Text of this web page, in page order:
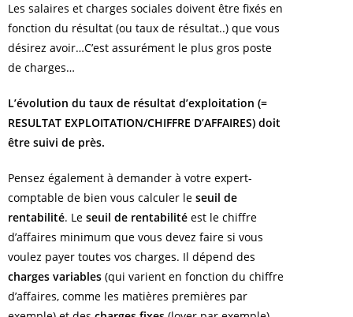
Les salaires et charges sociales doivent être fixés en
fonction du résultat (ou taux de résultat..) que vous
désirez avoir…C’est assurément le plus gros poste
de charges…
L’évolution du taux de résultat d’exploitation (=
RESULTAT EXPLOITATION/CHIFFRE D’AFFAIRES) doit
être suivi de près.
Pensez également à demander à votre expert-
comptable de bien vous calculer le seuil de
rentabilité. Le seuil de rentabilité est le chiffre
d’affaires minimum que vous devez faire si vous
voulez payer toutes vos charges. Il dépend des
charges variables (qui varient en fonction du chiffre
d’affaires, comme les matières premières par